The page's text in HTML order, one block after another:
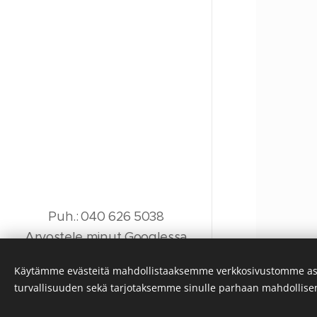
Puh.:040 626 5038
Arvostele minut Googlessa
Tietosuojaseloste
Käytämme evästeitä mahdollistaaksemme verkkosivustomme
turvallisuuden sekä tarjotaksemme sinulle parhaan